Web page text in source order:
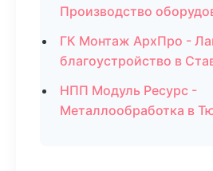
Производство
ГК Монтаж АрхПро -
благоустройство в
НПП Модуль Ресурс -
Металлообработка в